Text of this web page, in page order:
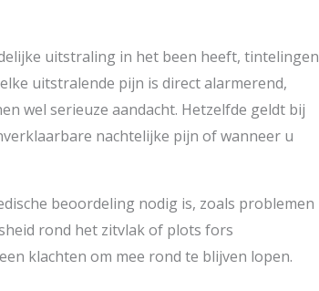
uitstraling in het been heeft, tintelingen
uitstralende pijn is direct alarmerend,
wel serieuze aandacht. Hetzelfde geldt bij
nachtelijke pijn of wanneer u
beoordeling nodig is, zoals problemen
rond het zitvlak of plots fors
klachten om mee rond te blijven lopen.